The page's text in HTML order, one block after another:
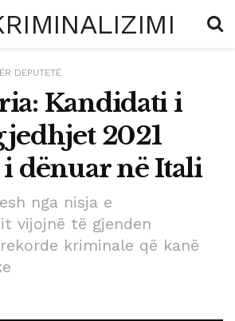
DEPUTETË
Kandidati i
2021
dënuar në Itali
nga nisja e
vijojnë të gjenden
kriminale që kanë